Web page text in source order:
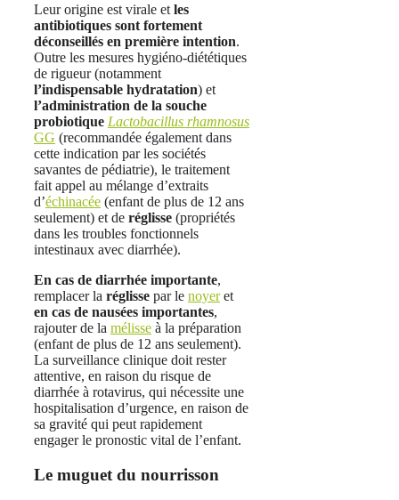
Leur origine est virale et les
antibiotiques sont fortement
déconseillés en première intention.
Outre les mesures hygiéno-diététiques
de rigueur (notamment
l’indispensable hydratation) et
l’administration de la souche
probiotique Lactobacillus rhamnosus
GG (recommandée également dans
cette indication par les sociétés
savantes de pédiatrie), le traitement
fait appel au mélange d’extraits
d’échinacée (enfant de plus de 12 ans
seulement) et de réglisse (propriétés
dans les troubles fonctionnels
intestinaux avec diarrhée).
En cas de diarrhée importante,
remplacer la réglisse par le noyeret
en cas de nausées importantes,
rajouter de la mélisse à la préparation
(enfant de plus de 12 ans seulement).
La surveillance clinique doit rester
attentive, en raison du risque de
diarrhée à rotavirus, qui nécessite une
hospitalisation d’urgence, en raison de
sa gravité qui peut rapidement
engager le pronostic vital de l’enfant.
Le muguet du nourrisson